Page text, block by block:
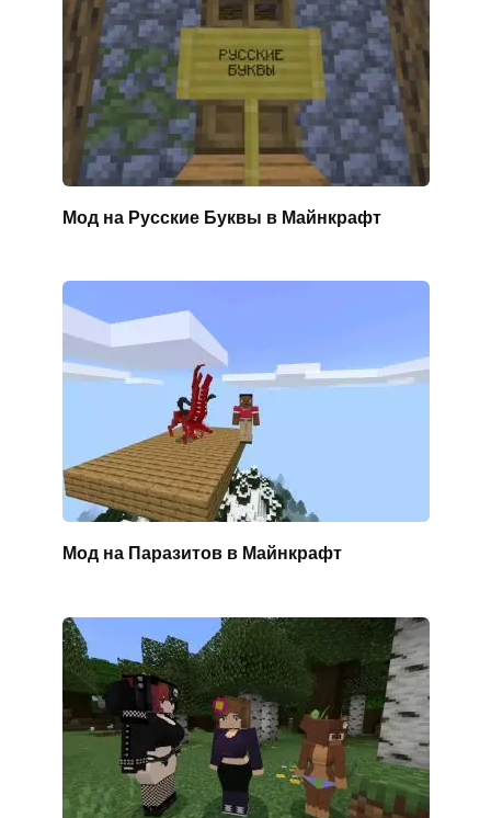
Мод на Русские Буквы в Майнкрафт
Мод на Паразитов в Майнкрафт